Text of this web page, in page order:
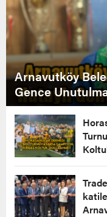
Arnavutköy
Gence